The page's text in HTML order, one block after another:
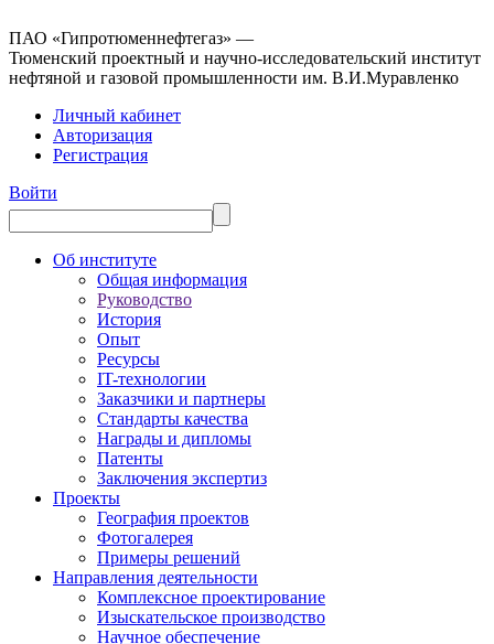
ПАО «Гипротюменнефтегаз» —
Тюменский проектный и научно-исследовательский институт
нефтяной и газовой промышленности им. В.И.Муравленко
Личный кабинет
Авторизация
Регистрация
Войти
Об институте
Общая информация
Руководство
История
Опыт
Ресурсы
IT-технологии
Заказчики и партнеры
Стандарты качества
Награды и дипломы
Патенты
Заключения экспертиз
Проекты
География проектов
Фотогалерея
Примеры решений
Направления деятельности
Комплексное проектирование
Изыскательское производство
Научное обеспечение